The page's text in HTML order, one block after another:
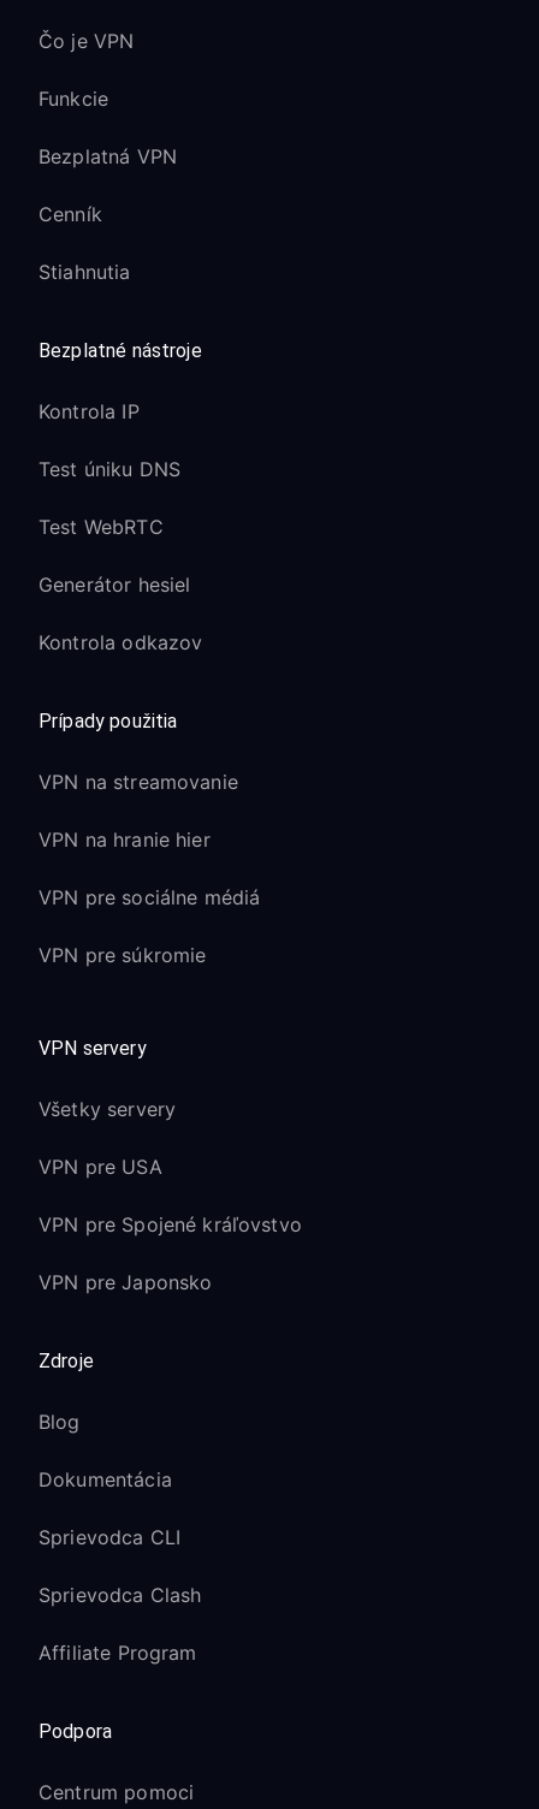
Čo je VPN
Funkcie
Bezplatná VPN
Cenník
Stiahnutia
Bezplatné nástroje
Kontrola IP
Test úniku DNS
Test WebRTC
Generátor hesiel
Kontrola odkazov
Prípady použitia
VPN na streamovanie
VPN na hranie hier
VPN pre sociálne médiá
VPN pre súkromie
VPN servery
Všetky servery
VPN pre USA
VPN pre Spojené kráľovstvo
VPN pre Japonsko
Zdroje
Blog
Dokumentácia
Sprievodca CLI
Sprievodca Clash
Affiliate Program
Podpora
Centrum pomoci